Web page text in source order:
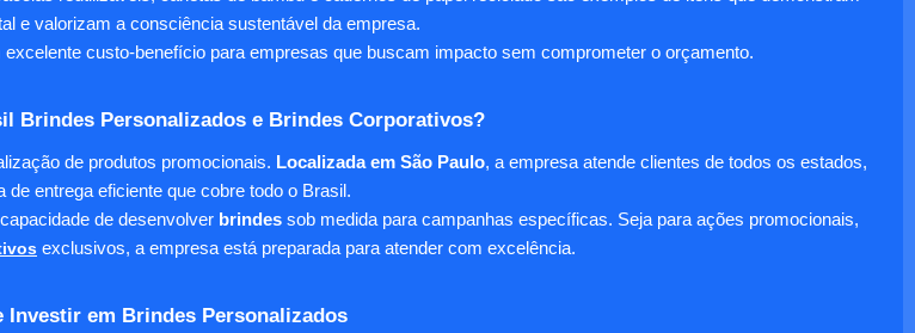
e valorizam a consciência sustentável da empresa.
custo-benefício para empresas que buscam impacto sem comprometer o orçamento.
Brindes Personalizados e Brindes Corporativos?
de produtos promocionais. Localizada em São Paulo, a empresa atende clientes de todos os estados,
de entrega eficiente que cobre todo o Brasil.
de desenvolver brindessob medida para campanhas específicas. Seja para ações promocionais,
exclusivos, a empresa está preparada para atender com excelência.
Investir em Brindes Personalizados